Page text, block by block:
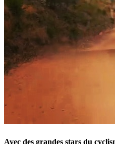
Avec des grandes stars du